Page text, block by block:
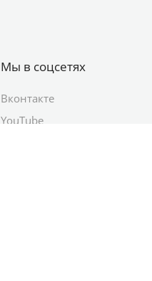
Мы в соцсетях
Вконтакте
YouTube